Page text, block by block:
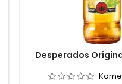
Desperados